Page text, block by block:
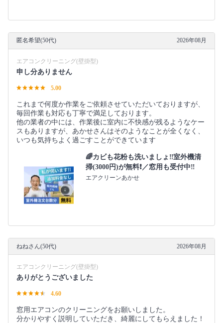
匿名希望(50代) 2026年08月
エアコンクリーニング(壁掛型)
申し分ありません
5.00
これまで何度か作業をご依頼させていただいておりますが、
毎回作業も対応も丁寧で満足しております。
他の業者の中には、作業後に室内に不快感が残るようなケー
スもありますが、あかせさんはそのようなことが全くなく、
いつも気持ちよく過ごすことができています
🌈カビも花粉も洗いましょ‼️室外機清
掃(3000円)が無料❗️／窓用も受付中‼️
エアクリーンあかせ
ねねさん(50代) 2026年08月
エアコンクリーニング(壁掛型)
ありがとうございました
4.60
窓用エアコンのクリーニングをお願いしました。
分かりやすく説明していただき、綺麗にしてもらえました！